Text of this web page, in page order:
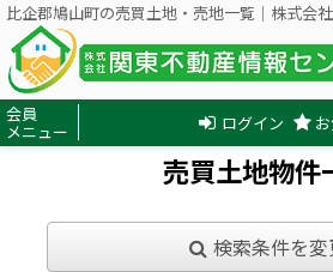
比企郡鳩山町の売買土地・売地一覧｜株式会
会員
メニュー ログイン
売買土地物件
検索条件を